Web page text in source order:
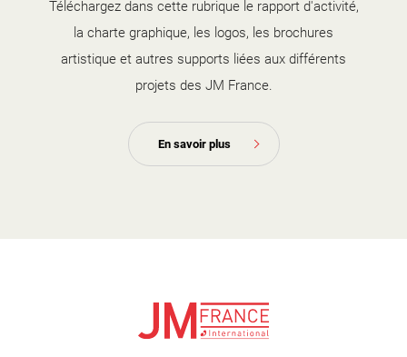
Téléchargez dans cette rubrique le rapport d'activité,
la charte graphique, les logos, les brochures
artistique et autres supports liées aux différents
projets des JM France.
En savoir plus